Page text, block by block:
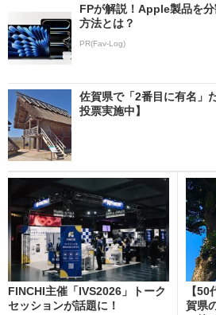
FPが解説！Apple製品を
方法とは？
PR(Fav-Log)
佐賀県で「2番目に有名」
投票実施中】
FINCHI主催「IVS2026」トーク
セッションが話題に！
【
賀県